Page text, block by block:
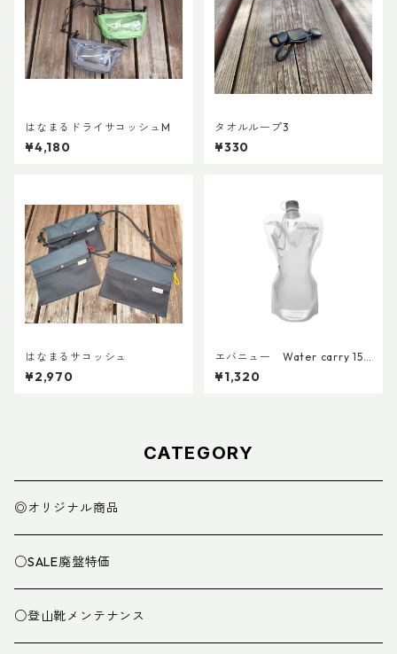
はなまるドライサコッシュM
¥4,180
タオルループ3
¥330
はなまるサコッシュ
¥2,970
エバニュー Water carry 150
0ml Grey
¥1,320
CATEGORY
◎オリジナル商品
○SALE廃盤特価
○登山靴メンテナンス